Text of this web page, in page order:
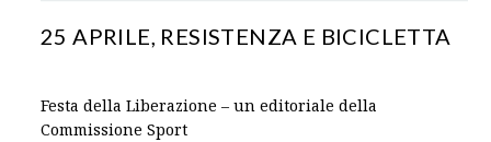
25 APRILE, RESISTENZA E BICICLETTA
Festa della Liberazione – un editoriale della
Commissione Sport